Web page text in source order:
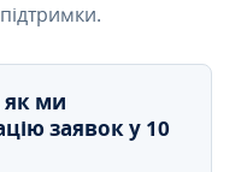
як ми
заявок у 10